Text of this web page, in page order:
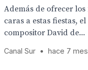
Además de ofrecer
caras a estas fiestas,
compositor David de...
Canal Sur • hace 7